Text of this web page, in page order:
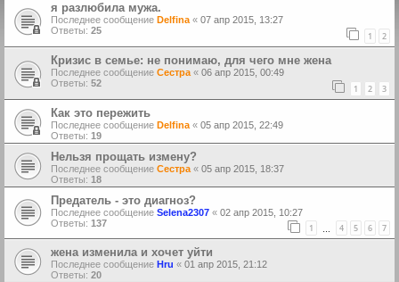
я разлюбила мужа.
Последнее сообщение Delfina « 07 апр 2015, 13:27
Ответы: 25 1 2
Кризис в семье: не понимаю, для чего мне жена
Последнее сообщение Сестра « 06 апр 2015, 00:49
Ответы: 52 1 2 3
Как это пережить
Последнее сообщение Delfina « 05 апр 2015, 22:49
Ответы: 19
Нельзя прощать измену?
Последнее сообщение Сестра « 05 апр 2015, 18:37
Ответы: 18
Предатель - это диагноз?
Последнее сообщение Selena2307 « 02 апр 2015, 10:27
Ответы: 137 1 4 5 6 7
жена изменила и хочет уйти
Последнее сообщение Hru « 01 апр 2015, 21:12
Ответы: 20